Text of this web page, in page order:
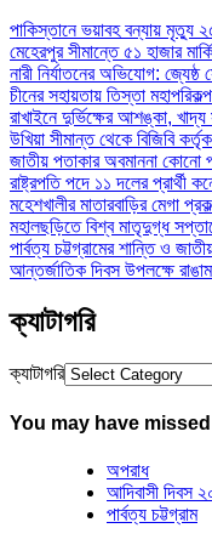
পাকিস্তানে ভয়াবহ বন্যায় মৃত্যু
মেহেরপুর সীমান্তে ৫১ হাজার
নারী নির্যাতনের অভিযোগ:
চীনের সহায়তায় তিস্তা
রাখাইনে দুর্ভিক্ষের আশঙ্কা,
উখিয়া সীমান্ত থেকে বিজিবি
জাতীয় পতাকার অবমাননা কোনো
রাষ্ট্রপতি পদে ১১ দলের প্রার্থী
মহেশখালীর মাতারবাড়ির মেগা
মহালছড়িতে বিশ্ব মাতৃদুগ্ধ
পার্বত্য চট্টগ্রামের শান্তি ও
আন্তর্জাতিক দিবস উপলক্ষে
ক্যাটাগরি
ক্যাটাগরি
You may have missed
অপরাধ
আদিবাসী দিবস
পার্বত্য চট্টগ্রাম